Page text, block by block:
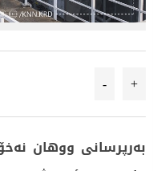
+
-
بەرپرسانی ووهان